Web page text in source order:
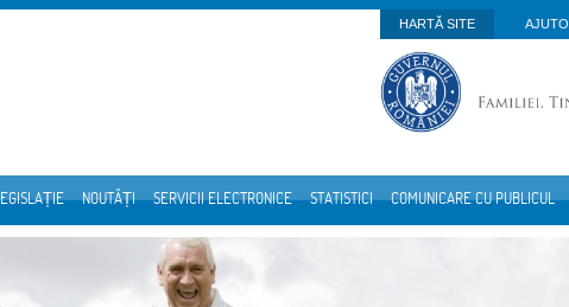
HARTĂ SITE
NOUTĂȚI SERVICII ELECTRONICE STATISTICI COMUNICARE CU PUBLICUL